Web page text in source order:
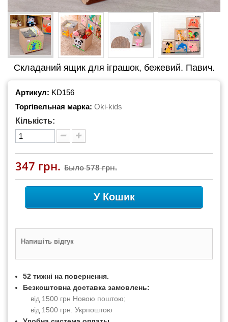
Складаний ящик для іграшок, бежевий. Павич.
Артикул: KD156
Торгівельная марка: Oki-kids
Кількість:
347 грн. Было578 грн.
У Кошик
Напишіть відгук
52 тижні на повернення.
Безкоштовна доставка замовлень:
від 1500 грн Новою поштою;
від 1500 грн. Укрпоштою